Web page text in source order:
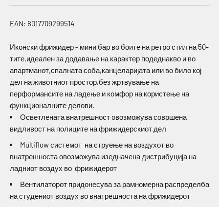
EAN: 8017709299514
Иконски фрижидер - мини бар во боите на ретро стил на 50-
тите,идеален за додавање на карактер подеднакво и во
апартманот,спалната соба,канцеларијата или во било кој
дел на животниот простор,без жртвување на
перформансите на ладење и комфор на користење на
функционалните делови.
Осветлената внатрешност овозможува совршена
видливост на полиците на фрижидерскиот дел
Multiflow системот на струење на воздухот во
внатрешноста овозможува изедначена дистрибуција на
ладниот воздух во фрижидерот
Вентилаторот придонесува за рамномерна распределба
на студениот воздух во внатрешноста на фрижидерот